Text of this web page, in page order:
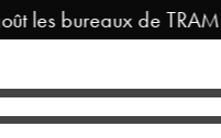
les bureaux de